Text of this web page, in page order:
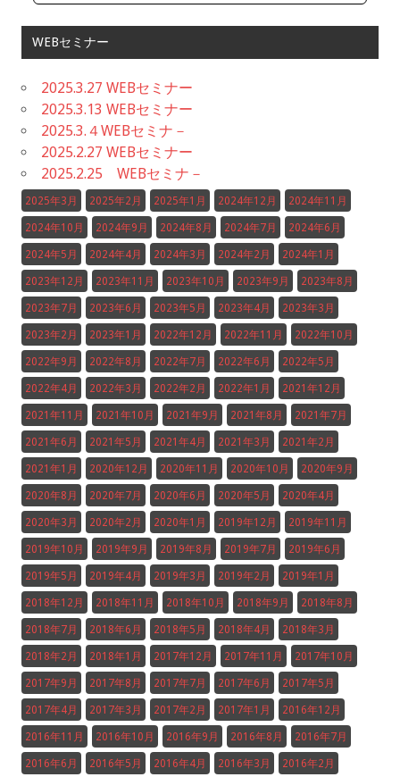
WEBセミナー
2025.3.27 WEBセミナー
2025.3.13 WEBセミナー
2025.3.４WEBセミナ－
2025.2.27 WEBセミナー
2025.2.25 WEBセミナ－
2025年3月 2025年2月 2025年1月 2024年12月 2024年11月
2024年10月 2024年9月 2024年8月 2024年7月 2024年6月
2024年5月 2024年4月 2024年3月 2024年2月 2024年1月
2023年12月 2023年11月 2023年10月 2023年9月 2023年8月
2023年7月 2023年6月 2023年5月 2023年4月 2023年3月
2023年2月 2023年1月 2022年12月 2022年11月 2022年10月
2022年9月 2022年8月 2022年7月 2022年6月 2022年5月
2022年4月 2022年3月 2022年2月 2022年1月 2021年12月
2021年11月 2021年10月 2021年9月 2021年8月 2021年7月
2021年6月 2021年5月 2021年4月 2021年3月 2021年2月
2021年1月 2020年12月 2020年11月 2020年10月 2020年9月
2020年8月 2020年7月 2020年6月 2020年5月 2020年4月
2020年3月 2020年2月 2020年1月 2019年12月 2019年11月
2019年10月 2019年9月 2019年8月 2019年7月 2019年6月
2019年5月 2019年4月 2019年3月 2019年2月 2019年1月
2018年12月 2018年11月 2018年10月 2018年9月 2018年8月
2018年7月 2018年6月 2018年5月 2018年4月 2018年3月
2018年2月 2018年1月 2017年12月 2017年11月 2017年10月
2017年9月 2017年8月 2017年7月 2017年6月 2017年5月
2017年4月 2017年3月 2017年2月 2017年1月 2016年12月
2016年11月 2016年10月 2016年9月 2016年8月 2016年7月
2016年6月 2016年5月 2016年4月 2016年3月 2016年2月